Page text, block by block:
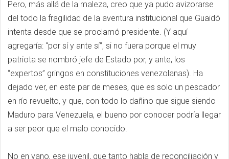
Pero, más allá de la maleza, creo que ya pudo avizorarse
del todo la fragilidad de la aventura institucional que Guaidó
intenta desde que se proclamó presidente. (Y aquí
agregaría: “por sí y ante sí”, si no fuera porque el muy
patriota se nombró jefe de Estado por, y ante, los
“expertos” gringos en constituciones venezolanas). Ha
dejado ver, en este par de meses, que es solo un pescador
en río revuelto, y que, con todo lo dañino que sigue siendo
Maduro para Venezuela, el bueno por conocer podría llegar
a ser peor que el malo conocido.
No en vano, ese juvenil, que tanto habla de reconciliación y